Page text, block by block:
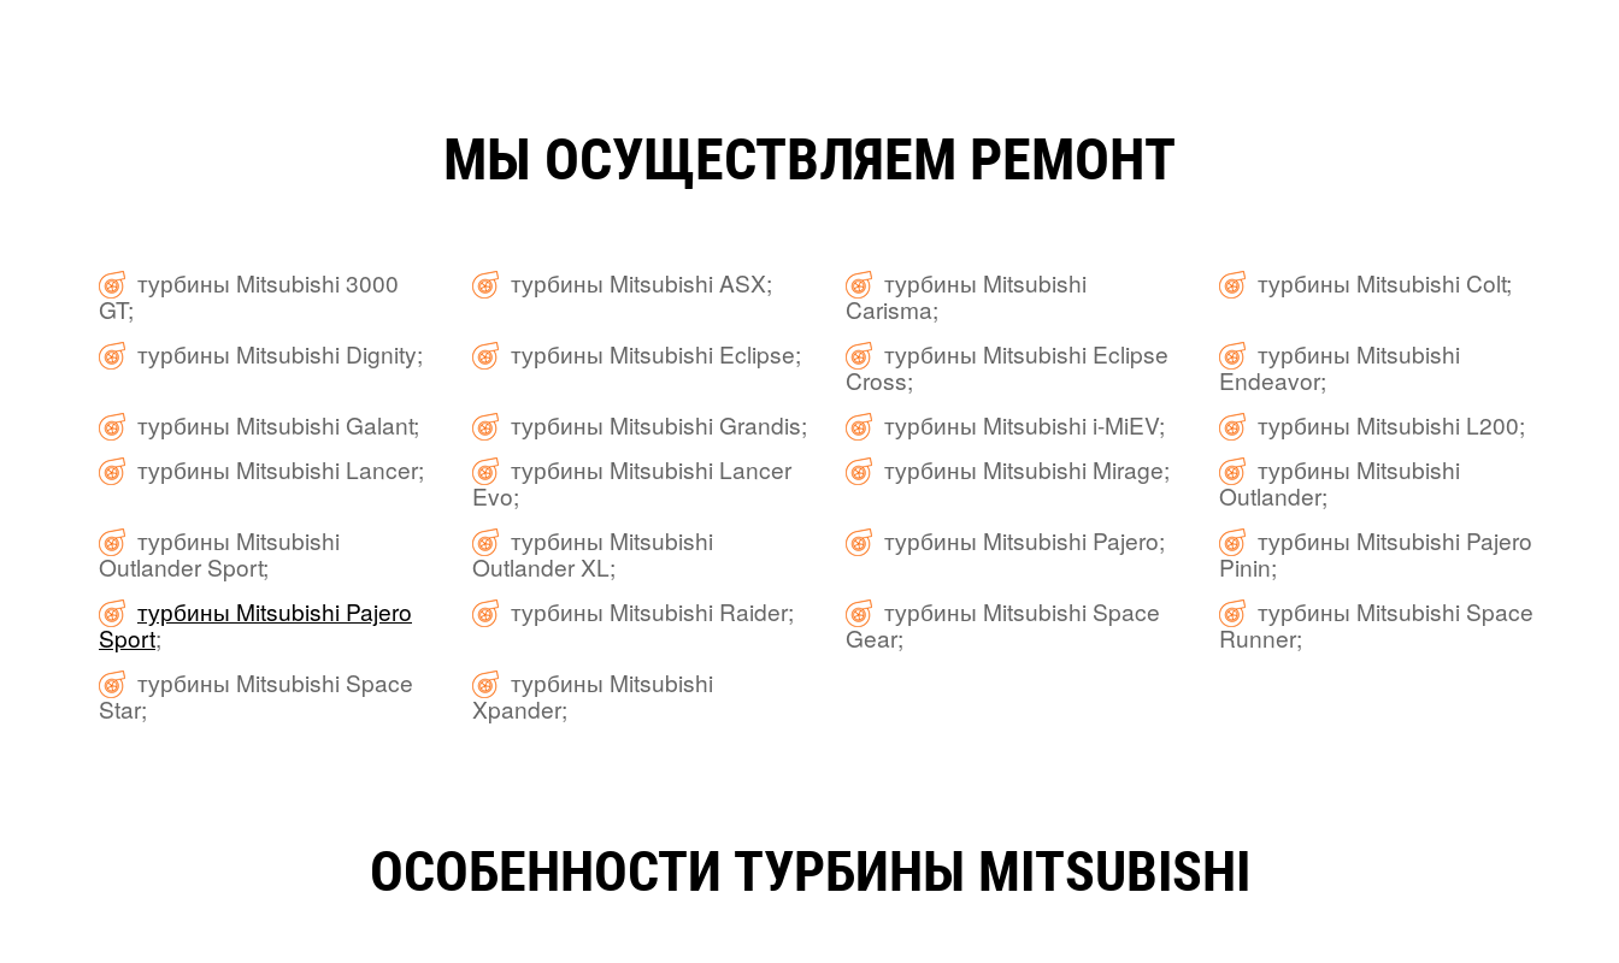
МЫ ОСУЩЕСТВЛЯЕМ РЕМОНТ
турбины Mitsubishi 3000
GT;
турбины Mitsubishi ASX;
турбины Mitsubishi
Carisma;
турбины Mitsubishi Colt;
турбины Mitsubishi Dignity; турбины Mitsubishi Eclipse;
турбины Mitsubishi Eclipse
Cross;
турбины Mitsubishi
Endeavor;
турбины Mitsubishi Galant;
турбины Mitsubishi Grandis; турбины Mitsubishi i-MiEV;
турбины Mitsubishi L200;
турбины Mitsubishi Lancer;
турбины Mitsubishi Lancer
Evo;
турбины Mitsubishi Mirage;
турбины Mitsubishi
Outlander;
турбины Mitsubishi
Outlander Sport;
турбины Mitsubishi
Outlander XL;
турбины Mitsubishi Pajero;
турбины Mitsubishi Pajero
Pinin;
турбины Mitsubishi Pajero
Sport;
турбины Mitsubishi Raider;
турбины Mitsubishi Space
Gear;
турбины Mitsubishi Space
Runner;
турбины Mitsubishi Space
Star;
турбины Mitsubishi
Xpander;
ОСОБЕННОСТИ ТУРБИНЫ MITSUBISHI